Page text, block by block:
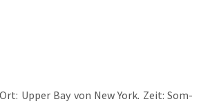
Upper Bay von New York. Zeit: Som­